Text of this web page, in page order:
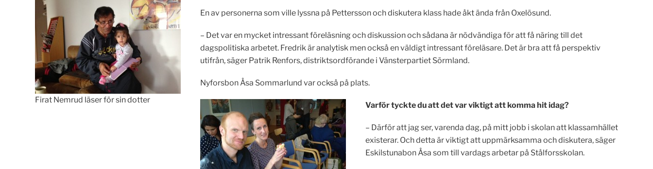
Firat Nemrud läser för sin dotter
En av personerna som ville lyssna på Pettersson och diskutera klass hade åkt ända från Oxelösund.
– Det var en mycket intressant föreläsning och diskussion och sådana är nödvändiga för att få näring till det
dagspolitiska arbetet. Fredrik är analytisk men också en väldigt intressant föreläsare. Det är bra att få perspektiv
utifrån, säger Patrik Renfors, distriktsordförande i Vänsterpartiet Sörmland.
Nyforsbon Åsa Sommarlund var också på plats.
Varför tyckte du att det var viktigt att komma hit idag?
– Därför att jag ser, varenda dag, på mitt jobb i skolan att klassamhället
existerar. Och detta är viktigt att uppmärksamma och diskutera, säger
Eskilstunabon Åsa som till vardags arbetar på Stålforsskolan.